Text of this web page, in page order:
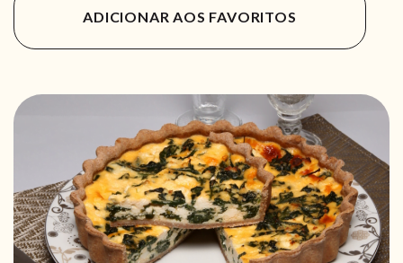
ADICIONAR AOS FAVORITOS